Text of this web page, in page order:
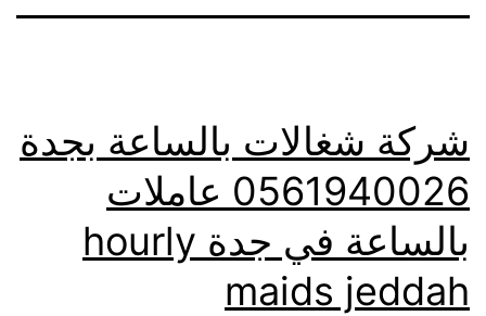
شركة شغالات بالساعة بجدة
0561940026 عاملات
بالساعة في جدة hourly
maids jeddah